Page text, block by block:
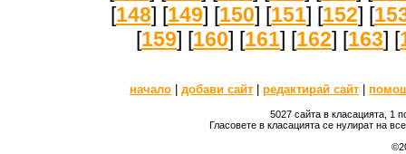
[148] [149] [150] [151] [152] [
[159] [160] [161] [162] [163] [
начало | добави сайт | редактирай сайт |
5027 сайта в класацията, 1
Гласовете в класацията се нулират на